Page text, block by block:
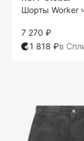
Шорты Worker
7 270 ₽
1 818 ₽в